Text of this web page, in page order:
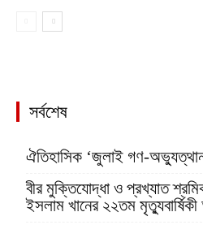
সর্বশেষ
ঐতিহাসিক ‘জুলাই গণ-
বীর মুক্তিযোদ্ধা ও প্রখ্যাত
ইসলাম খানের ২২তম